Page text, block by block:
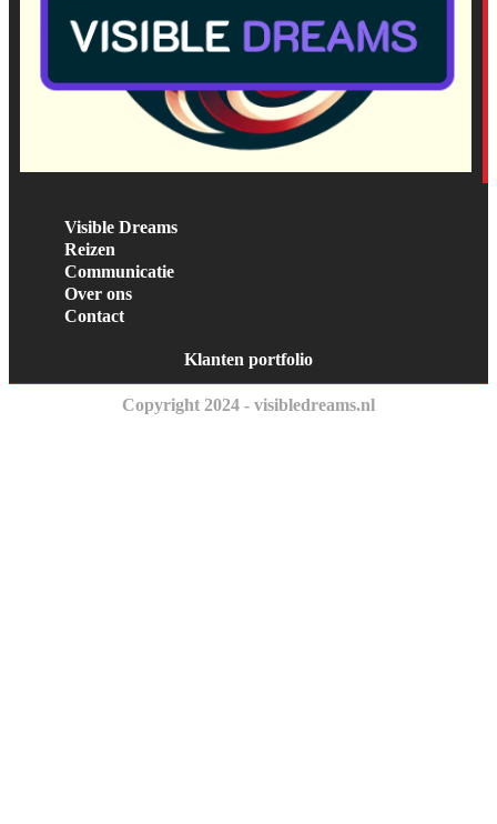
Visible Dreams
Reizen
Communicatie
Over ons
Contact
Klanten portfolio
Copyright 2024 - visibledreams.nl